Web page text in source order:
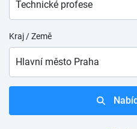
Technické profese
Kraj / Země
Hlavní město Praha